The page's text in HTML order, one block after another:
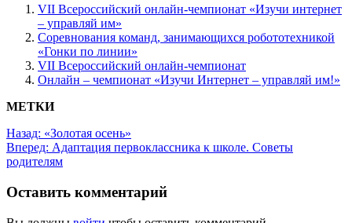
VII Всероссийский онлайн-чемпионат «Изучи интернет
– управляй им»
Соревнования команд, занимающихся робототехникой
«Гонки по линии»
VII Всероссийский онлайн-чемпионат
Онлайн – чемпионат «Изучи Интернет – управляй им!»
МЕТКИ
Назад: «Золотая осень»
Вперед: Адаптация первоклассника к школе. Советы
родителям
Оставить комментарий